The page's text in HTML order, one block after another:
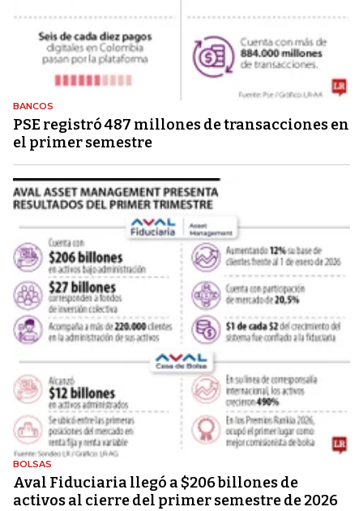
BANCOS
PSE registró 487 millones de transacciones en
el primer semestre
BOLSAS
Aval Fiduciaria llegó a $206 billones de
activos al cierre del primer semestre de 2026